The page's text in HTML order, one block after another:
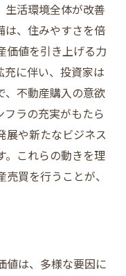
なる場所
する戦略的アプ
化
レゼンテーショ
理
生活環境全体が改善
は、住みやすさを倍
価値を引き上げる力
充に伴い、投資家は
、不動産購入の意欲
ラの充実がもたら
展や新たなビジネス
。これらの動きを理
買を行うことが、
値は、多様な要因に